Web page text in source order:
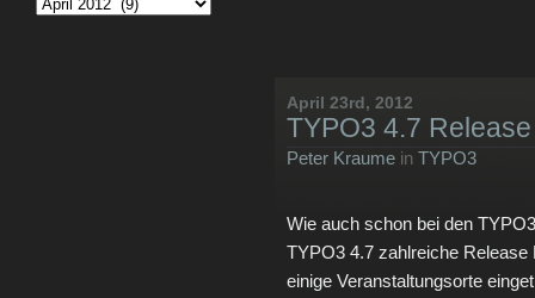
April 23rd, 2012
TYPO3 4.7
Peter Kraume in TYPO3
Wie auch schon bei den
TYPO3 4.7 zahlreiche
einige Veranstaltungsorte